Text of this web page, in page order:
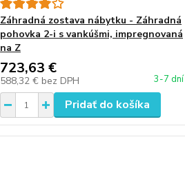
Záhradná zostava nábytku - Záhradná
pohovka 2-i s vankúšmi, impregnovaná
na Z
723,63 €
588,32 € bez DPH 3-7 dní
Pridať do košíka